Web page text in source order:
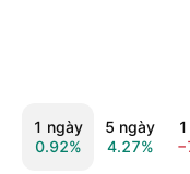
1 ngày
0.92%
5 ngày
4.27%